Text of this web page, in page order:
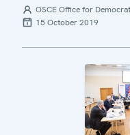
OSCE Office for
15 October 2019